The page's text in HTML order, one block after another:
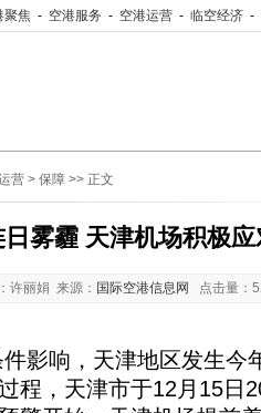
聚焦 - 空港服务 - 空港运营 - 临空经济 -
营 > 保障 >> 正文
日雾霾 天津机场积极应
许丽娟 来源： 国际空港信息网 点击量：
响，天津地区发生今
程，天津市于12月15日